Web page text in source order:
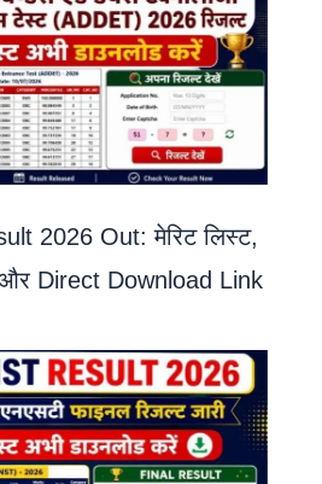
2026 Out: मेरिट लिस्ट,
Direct Download Link